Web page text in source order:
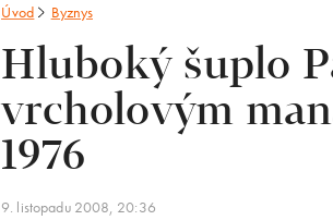
Úvod Byznys
Hluboký šuplo
vrcholovým
1976
9. listopadu 2008, 20:36